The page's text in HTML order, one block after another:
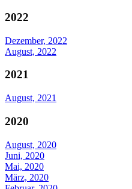
2022
Dezember, 2022
August, 2022
2021
August, 2021
2020
August, 2020
Juni, 2020
Mai, 2020
März, 2020